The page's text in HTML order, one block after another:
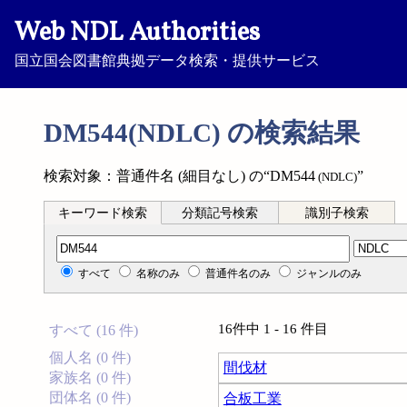
Web NDL Authorities
国立国会図書館典拠データ検索・提供サービス
DM544(NDLC) の検索結果
検索対象：普通件名 (細目なし) の“DM544 (NDLC)”
キーワード検索 分類記号検索 識別子検索
分類記号検索
すべて 名称のみ 普通件名のみ ジャンルのみ
すべて (16 件)
個人名 (0 件)
家族名 (0 件)
団体名 (0 件)
16件中 1 - 16 件目
間伐材
合板工業